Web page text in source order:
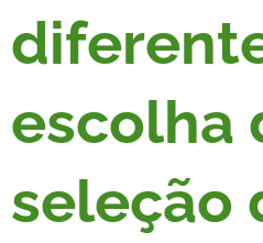
escolha
seleção